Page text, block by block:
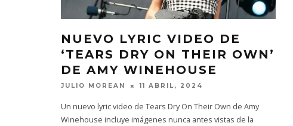
NUEVO LYRIC VIDEO DE
‘TEARS DRY ON THEIR OWN’
DE AMY WINEHOUSE
JULIO MOREAN 11 ABRIL, 2024
Un nuevo lyric video de Tears Dry On Their Own de Amy
Winehouse incluye imágenes nunca antes vistas de la